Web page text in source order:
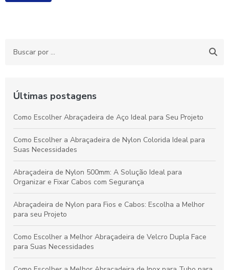
Últimas postagens
Como Escolher Abraçadeira de Aço Ideal para Seu Projeto
Como Escolher a Abraçadeira de Nylon Colorida Ideal para
Suas Necessidades
Abraçadeira de Nylon 500mm: A Solução Ideal para
Organizar e Fixar Cabos com Segurança
Abraçadeira de Nylon para Fios e Cabos: Escolha a Melhor
para seu Projeto
Como Escolher a Melhor Abraçadeira de Velcro Dupla Face
para Suas Necessidades